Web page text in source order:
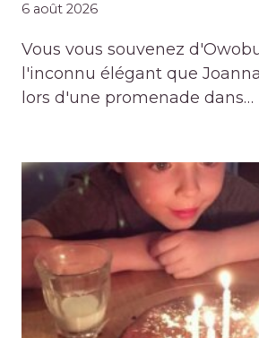
6 août 2026
Vous vous souvenez
l'inconnu élégant que
lors d'une promenade dans…